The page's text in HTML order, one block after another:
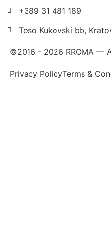
+389 31 481 189
Toso Kukovski bb,
©2016 - 2026 RROMA —
Privacy PolicyTerms &